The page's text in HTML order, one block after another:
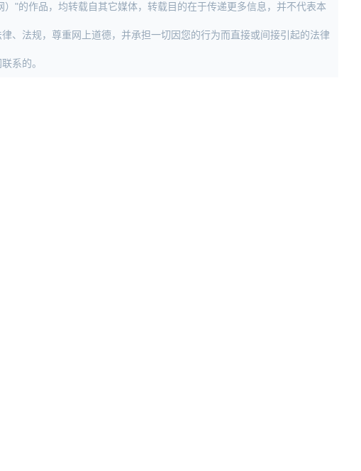
）"的作品，均转载自其它媒体，转载目的在于传递更多信息，并不代表本
、法规，尊重网上道德，并承担一切因您的行为而直接或间接引起的法律
系的。